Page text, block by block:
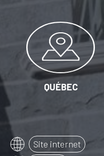
QUÉBEC
Site internet